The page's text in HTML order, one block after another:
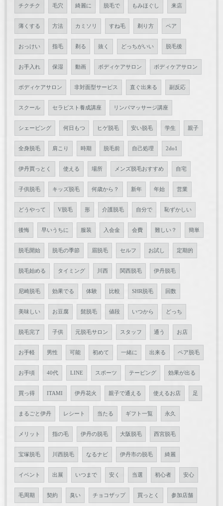
チクチク 毛穴 綺麗に 脱毛で もみほぐし 来店
薄くする 方法 カミソリ すね毛 剃り方 ペア
おっけい 指毛 剃る 抜く どっちがいい 脱毛後
お手入れ 保湿 動画 ボディケアサロン ボディケアサロン
ボディケアサロン 非対面型サービス 直ぐ出来る 副反応
スクール セラピスト養成講座 リンパマッサージ講座
シェービング 何日もつ ヒゲ脱毛 安い脱毛 学生 親子
全身脱毛 肩こり 時期 脱毛前 自己処理 2do1
伊丹買っとく 使える 場所 メンズ脱毛おすすめ 自宅
子供脱毛 キッズ脱毛 何歳から？ 新年 年始 営業
どうやって V脱毛 形 介護脱毛 自分で 恥ずかしい
後悔 早いうちに 服装 入会金 会費 難しい？ 簡単
脱毛開始 脱毛の季節 眉脱毛 セルフ お試し 定期的
脱毛始める タイミング 川西 関西脱毛 伊丹脱毛
尼崎脱毛 効果でる 体験 比較 SHR脱毛 回数
美味しい お豆腐 髭脱毛 値段 いつから どっち
脱毛完了 子供 元脱毛サロン スタッフ 通う お店
お手軽 男性 可能 初めて 一緒に 出来る ペア脱毛
お手頃 40代 LINE スポーツ テーピング 効果が出る
買っ得 ITAMI 伊丹花火 親子で通える 使えるお店 足
まるごと伊丹 レシート 当たる ギフト一覧 永久
メリット 指の毛 伊丹の脱毛 大阪脱毛 西宮脱毛
宝塚脱毛 川西脱毛 なるナビ 伊丹市の脱毛 綺麗
イベント 出展 いつまで 安く 当選 初心者 安心
毛周期 契約 臭い チョコザップ 買っとく 参加店舗